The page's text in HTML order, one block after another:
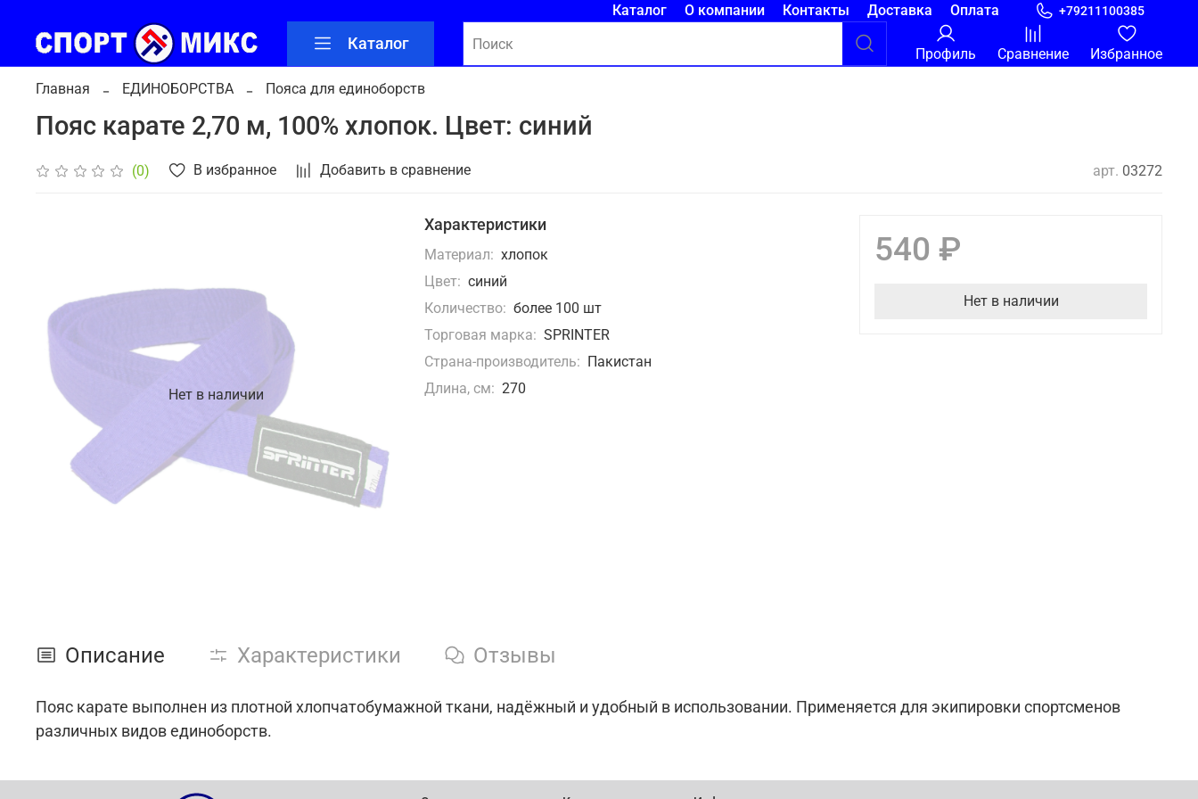
Каталог О компании Контакты Доставка Оплата +79211100385
Каталог
Профиль Сравнение Избранное
Главная ЕДИНОБОРСТВА Пояса для единоборств
Пояс карате 2,70 м, 100% хлопок. Цвет: синий
(0) В избранное Добавить в сравнение арт. 03272
Нет в наличии
Характеристики
Материал: хлопок
Цвет: синий
Количество: более 100 шт
Торговая марка: SPRINTER
Страна-производитель: Пакистан
Длина, см: 270
540 ₽
Нет в наличии
Описание Характеристики Отзывы
Пояс карате выполнен из плотной хлопчатобумажной ткани, надёжный и удобный в использовании. Применяется для экипировки спортсменов
различных видов единоборств.